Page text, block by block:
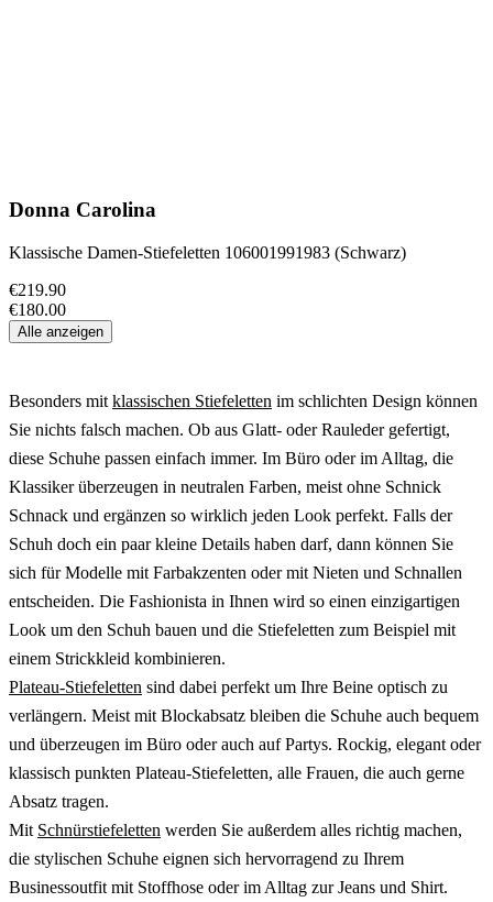
Donna Carolina
Klassische Damen-Stiefeletten 106001991983 (Schwarz)
€219.90
€180.00
Alle anzeigen
Besonders mit klassischen Stiefeletten im schlichten Design können
Sie nichts falsch machen. Ob aus Glatt- oder Rauleder gefertigt,
diese Schuhe passen einfach immer. Im Büro oder im Alltag, die
Klassiker überzeugen in neutralen Farben, meist ohne Schnick
Schnack und ergänzen so wirklich jeden Look perfekt. Falls der
Schuh doch ein paar kleine Details haben darf, dann können Sie
sich für Modelle mit Farbakzenten oder mit Nieten und Schnallen
entscheiden. Die Fashionista in Ihnen wird so einen einzigartigen
Look um den Schuh bauen und die Stiefeletten zum Beispiel mit
einem Strickkleid kombinieren.
Plateau-Stiefeletten sind dabei perfekt um Ihre Beine optisch zu
verlängern. Meist mit Blockabsatz bleiben die Schuhe auch bequem
und überzeugen im Büro oder auch auf Partys. Rockig, elegant oder
klassisch punkten Plateau-Stiefeletten, alle Frauen, die auch gerne
Absatz tragen.
Mit Schnürstiefeletten werden Sie außerdem alles richtig machen,
die stylischen Schuhe eignen sich hervorragend zu Ihrem
Businessoutfit mit Stoffhose oder im Alltag zur Jeans und Shirt.